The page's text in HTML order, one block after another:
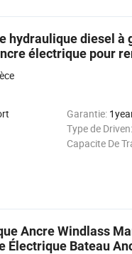
hydraulique diesel à
électrique pour
Garantie:
Type de Driven:
Capacite De
Ancre Windlass
Électrique Bateau